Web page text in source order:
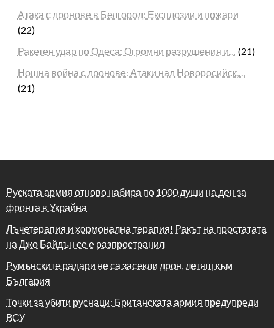
Атака с дронове в Белгород: Експлозии и пожари
(22)
Ракетен удар по Одеса: Огромни разрушения и… (21)
Нощна война с дронове: Атаки над Новоросийск,…
(21)
Руската армия отново набира по 1000 души на ден за
фронта в Украйна
Лъчетерапия и хормонална терапия! Ракът на простатата
на Джо Байдън се е разпространил
Румънските радари не са засекли дрон, летящ към
България
Точки за убити руснаци: Британската армия предупреди
ВСУ